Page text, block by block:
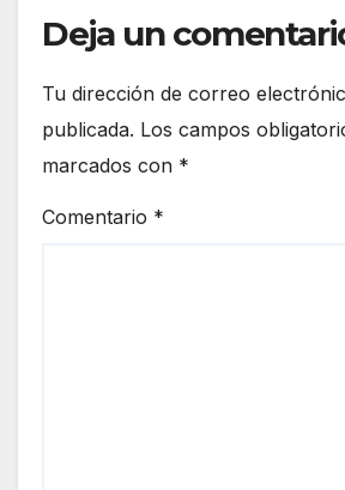
Deja un
Tu dirección de correo
publicada. Los campos
marcados con *
Comentario *